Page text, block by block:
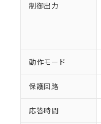
制御出力
動作モード
保護回路
応答時間